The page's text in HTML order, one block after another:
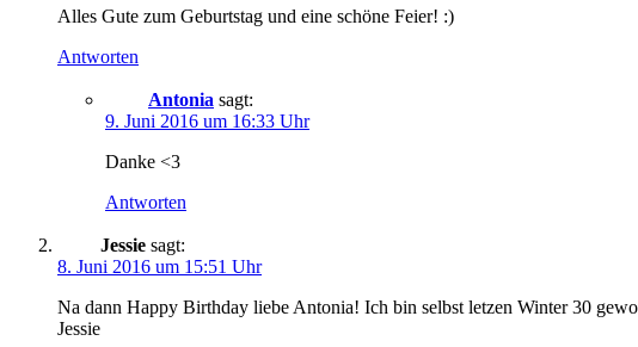
Alles Gute zum Geburtstag und eine schöne Feier! :)
Antworten
Antonia sagt:
9. Juni 2016 um 16:33 Uhr
Danke <3
Antworten
Jessie sagt:
8. Juni 2016 um 15:51 Uhr
Na dann Happy Birthday liebe Antonia! Ich bin selbst letzen Winter 30
Jessie